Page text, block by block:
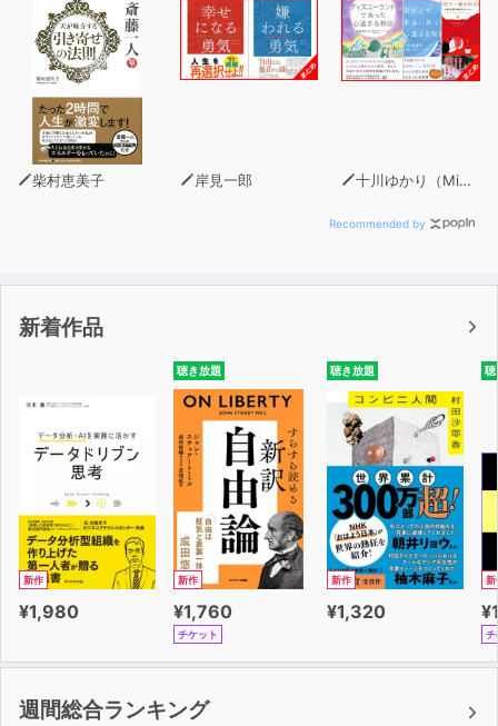
天とは何か、どのようにして天とつながるのかを語る斎藤
一人さんの言葉とともに、
その教えを実践し続けてきた一番弟子・柴村恵美子さんの
言葉に触れることで、
あなた自身が、この斎藤一人さんの教えをどのように活か
していけばよいかが見えてくることでしょう。
斎藤一人さんがこれまで語ってきたあらゆる言葉や教えの
本作品をお聴きいただくことで、より深く響き、人生を導
あなたの人生をより素晴らしいものにするために、この作
品で斎藤一人さんの教えの神髄に触れて、
「天」とつながる、尊くて正しい生き方を身につけましょ
う。
柴村恵美子 岸見一郎 十川ゆかり（MinxZone）
Recommended by
新着作品
新作
¥1,980
聴き放題
新作
¥1,760
チケット
聴き放題
新作
¥1,320
聴
新
チ
週間総合ランキング